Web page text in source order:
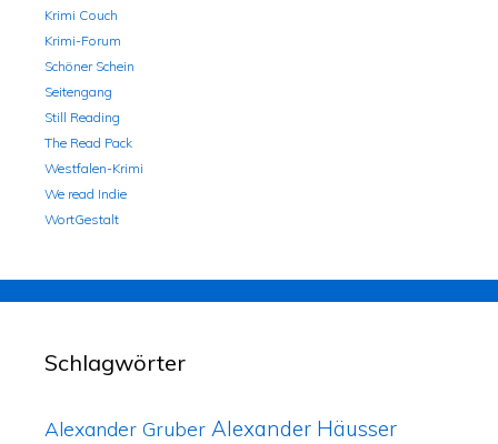
Krimi Couch
Krimi-Forum
Schöner Schein
Seitengang
Still Reading
The Read Pack
Westfalen-Krimi
We read Indie
WortGestalt
Schlagwörter
Alexander Gruber Alexander Häusser